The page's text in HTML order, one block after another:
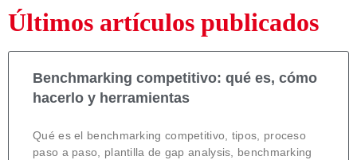
Últimos artículos publicados
Benchmarking competitivo: qué es, cómo
hacerlo y herramientas
Qué es el benchmarking competitivo, tipos, proceso
paso a paso, plantilla de gap analysis, benchmarking